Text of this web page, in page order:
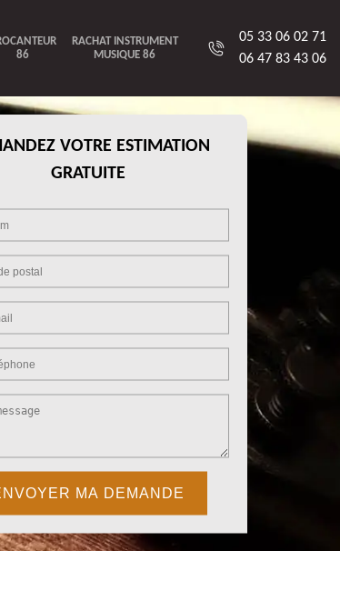
86
RACHAT INSTRUMENT
MUSIQUE 86
05 33 06 02 71
06 47 83 43 06
VOTRE ESTIMATION
GRATUITE